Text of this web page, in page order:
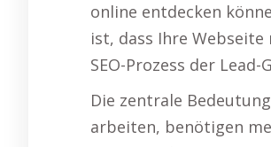
online entdecken
ist, dass Ihre
SEO-Prozess der
Die zentrale
arbeiten, benötigen